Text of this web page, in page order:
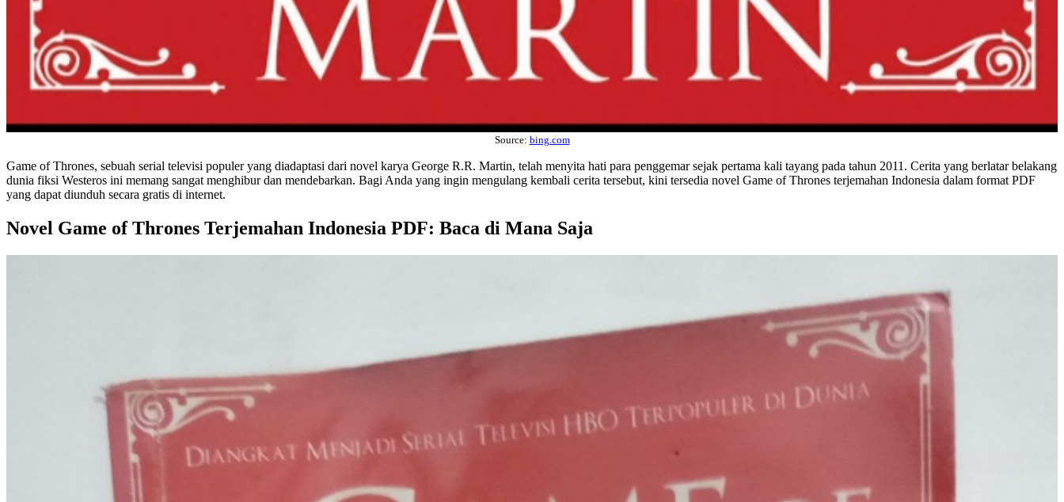
Source: bing.com
Game of Thrones, sebuah serial televisi populer yang diadaptasi dari novel karya George R.R. Martin, telah menyita hati para penggemar sejak pertama kali tayang pada tahun 2011. Cerita yang berlatar belakang
dunia fiksi Westeros ini memang sangat menghibur dan mendebarkan. Bagi Anda yang ingin mengulang kembali cerita tersebut, kini tersedia novel Game of Thrones terjemahan Indonesia dalam format PDF
yang dapat diunduh secara gratis di internet.
Novel Game of Thrones Terjemahan Indonesia PDF: Baca di Mana Saja